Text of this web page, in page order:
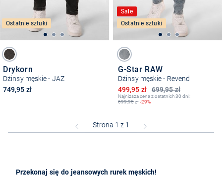
Ostatnie sztuki
Drykorn
Dżinsy męskie - JAZ
749,95 zł
Sale
Ostatnie sztuki
G-Star RAW
Dżinsy męskie - Revend
699,95 zł
Obniżona cena
499,95 zł
Najniższa cena z ostatnich 30 dni:
699,95zł-29%
Przekonaj się do jeansowych rurek męskich!